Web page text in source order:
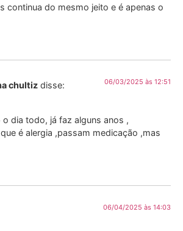
continua do mesmo jeito e é apenas o
chultiz disse: 06/03/2025 às 12:51
o dia todo, já faz alguns anos ,
é alergia ,passam medicação ,mas
06/04/2025 às 14:03